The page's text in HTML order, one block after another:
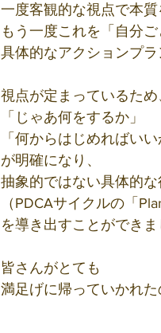
一度客観的な視点で本質
もう一度これを「自分ご
具体的なアクションプラ
視点が定まっているため
「じゃあ何をするか」
「何からはじめればいい
が明確になり、
抽象的ではない具体的な
（PDCAサイクルの「
を導き出すことができま
皆さんがとても
満足げに帰っていかれた